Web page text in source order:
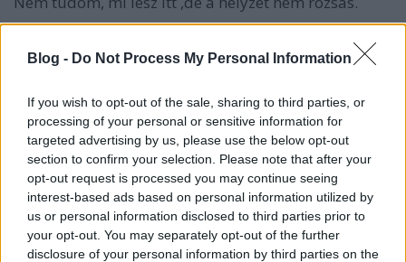
Blog - Do Not Process My Personal Information
If you wish to opt-out of the sale, sharing to third parties, or
processing of your personal or sensitive information for
targeted advertising by us, please use the below opt-out
section to confirm your selection. Please note that after your
opt-out request is processed you may continue seeing
interest-based ads based on personal information utilized by
us or personal information disclosed to third parties prior to
your opt-out. You may separately opt-out of the further
disclosure of your personal information by third parties on the
utóbbin max heti 1 meccs. 250 - Talma és Tóth Imi,
de többi kategória talán továbbértékesíthető. Nem
adják.
RTL, TV2 - előbbin talán magyar bajnoki szombat
11től, utóbbin keddi BL! Forma1!
Sport1, Sport2 - a legjobbak. Egyre kevesebb dolog
marad nekik. Magyar Kupa, Ligakupa, Fele Spanyol,